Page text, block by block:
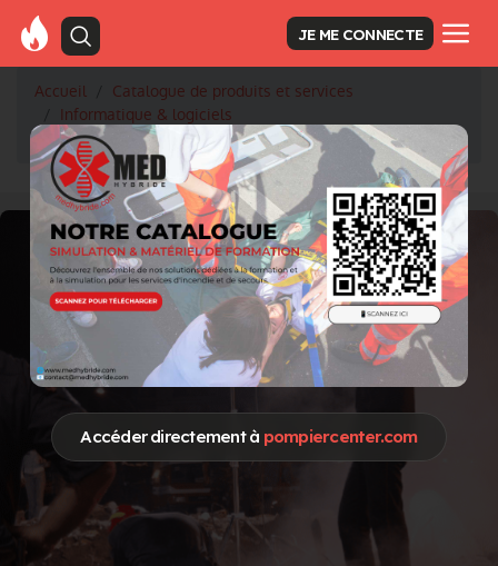
Accéder directement à pompiercenter.com
JE ME CONNECTE
Accueil
Catalogue de produits et services
Informatique & logiciels
Gestion prévention, prévision, DECI